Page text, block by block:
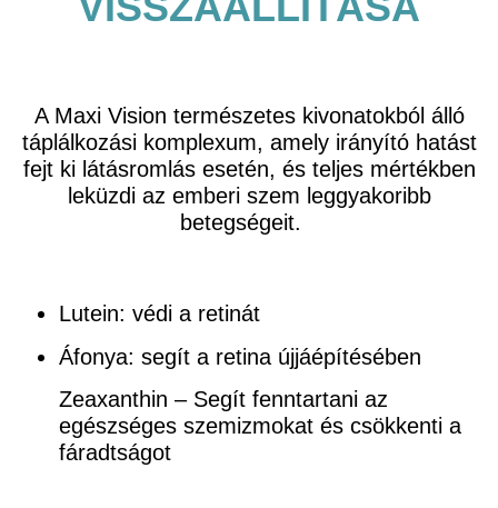
A Maxi Vision természetes kivonatokból álló
táplálkozási komplexum, amely irányító hatást
fejt ki látásromlás esetén, és teljes mértékben
leküzdi az emberi szem leggyakoribb
betegségeit.
Lutein: védi a retinát
Áfonya: segít a retina újjáépítésében
Zeaxanthin – Segít fenntartani az
egészséges szemizmokat és csökkenti a
fáradtságot